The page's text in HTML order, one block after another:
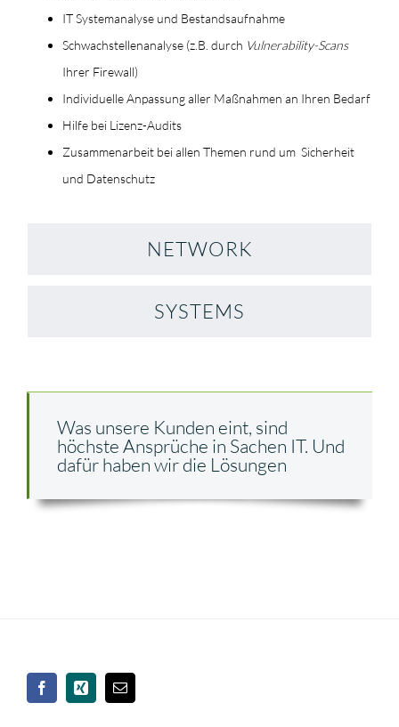
IT Systemanalyse und Bestandsaufnahme
Schwachstellenanalyse (z.B. durch Vulnerability-Scans
Ihrer Firewall)
Individuelle Anpassung aller Maßnahmen an Ihren Bedarf
Hilfe bei Lizenz-Audits
Zusammenarbeit bei allen Themen rund um Sicherheit
und Datenschutz
NETWORK
SYSTEMS
Was unsere Kunden eint, sind
höchste Ansprüche in Sachen IT. Und
dafür haben wir die Lösungen